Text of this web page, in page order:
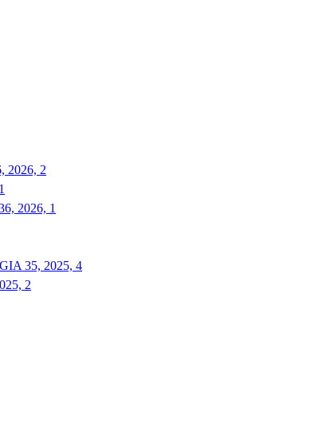
2026, 2
2026, 1
35, 2025, 4
2